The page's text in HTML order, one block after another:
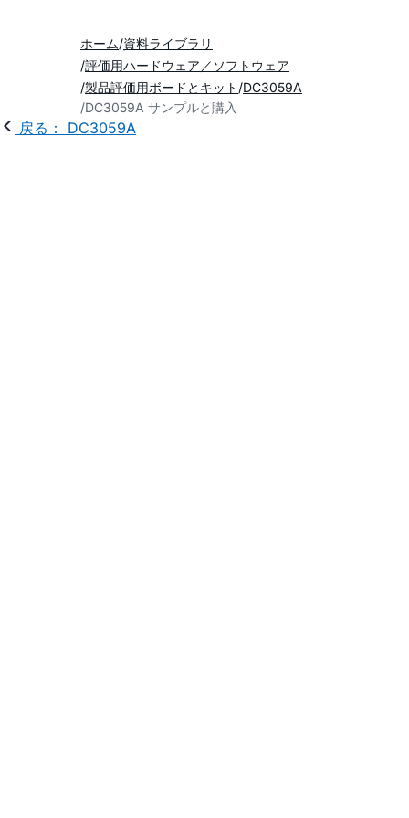
ホーム 資料ライブラリ
評価用ハードウェア／ソフトウェア
製品評価用ボードとキット DC3059A
DC3059A サンプルと購入
戻る： DC3059A